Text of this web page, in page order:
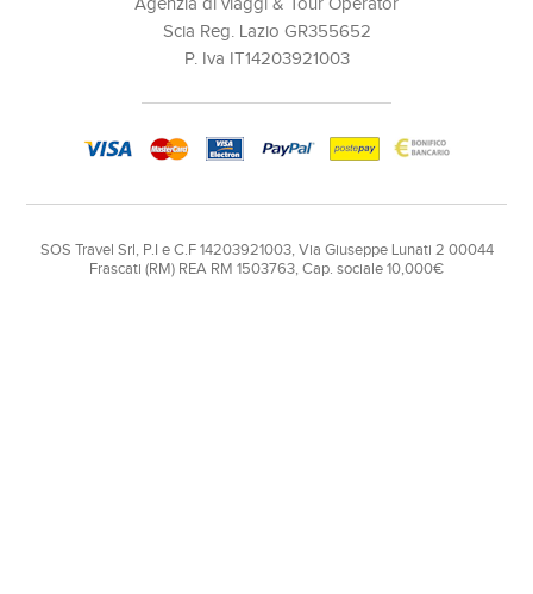
Scia Reg. Lazio GR355652
P. Iva IT14203921003
SOS Travel Srl, P.I e C.F 14203921003, Via Giuseppe Lunati 2 00044
Frascati (RM) REA RM 1503763, Cap. sociale 10,000€